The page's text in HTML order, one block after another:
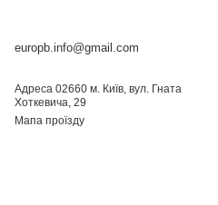
europb.info@gmail.com
Адреса 02660 м. Київ, вул. Гната
Хоткевича, 29
Мапа проїзду